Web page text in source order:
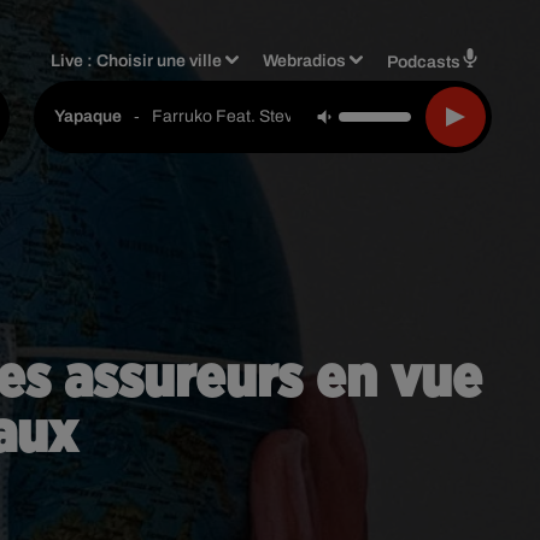
Live :Choisir une ville Webradios Podcasts
Yapaque - Farruko Feat. Steve Aoki & Greecy
assureurs en vue